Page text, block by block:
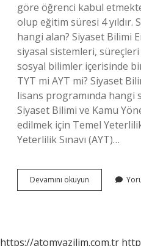
göre öğrenci kabul
olup eğitim süresi 4 yıldır.
hangi alan? Siyaset Bilimi
siyasal sistemleri, süreçleri
sosyal bilimler içerisinde
TYT mi AYT mi? Siyaset
lisans programında hangi
Siyaset Bilimi ve Kamu
edilmek için Temel
Yeterlilik Sınavı (AYT)…
Devamını okuyun
Bilgiler
https://atomyazilim.com.tr